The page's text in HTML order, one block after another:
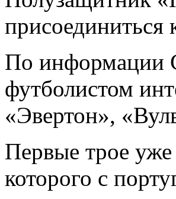
присоединиться
По информации
футболистом
«Эвертон»,
Первые трое уже
которого с